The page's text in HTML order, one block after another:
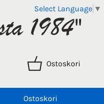
Select Language ▼
Ostoskori
Ostoskori